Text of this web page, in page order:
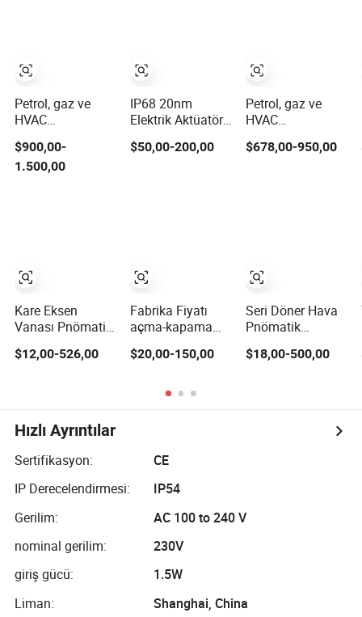
Petrol, gaz ve
HVAC
uygulamaları için
yüksek
performanslı
$900,00-
1.500,00
Kare Eksen
Vanası Pnömatik
Çift Etkili
Vanaları için
$12,00-526,00
IP68 20nm
Elektrik Aktüatörü
Elektrik Küresel
Vana, PVC
$50,00-200,00
Fabrika Fiyatı
açma-kapama
Aktüatörü
için Modüle
Edilebilir Küçük
$20,00-150,00
Petrol, gaz ve
HVAC
uygulamaları için
yüksek
$678,00-950,00
Seri Döner Hava
Pnömatik
Vana Kelebek
$18,00-500,00
Hızlı Ayrıntılar
Sertifikasyon:
CE
IP Derecelendirmesi:
IP54
Gerilim:
AC 100 to 240 V
nominal gerilim:
230V
giriş gücü:
1.5W
Liman:
Shanghai, China